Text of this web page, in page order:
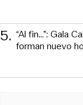
5. “Al fin…”: Gala
forman nuevo